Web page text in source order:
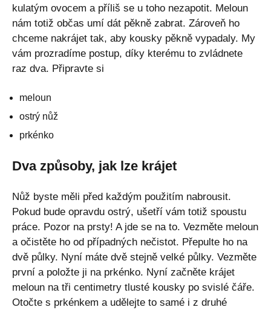
kulatým ovocem a příliš se u toho nezapotit. Meloun
nám totiž občas umí dát pěkně zabrat. Zároveň ho
chceme nakrájet tak, aby kousky pěkně vypadaly. My
vám prozradíme postup, díky kterému to zvládnete
raz dva. Připravte si
meloun
ostrý nůž
prkénko
Dva způsoby, jak lze krájet
Nůž byste měli před každým použitím nabrousit.
Pokud bude opravdu ostrý, ušetří vám totiž spoustu
práce. Pozor na prsty! A jde se na to. Vezměte meloun
a očistěte ho od případných nečistot. Přepulte ho na
dvě půlky. Nyní máte dvě stejně velké půlky. Vezměte
první a položte ji na prkénko. Nyní začněte krájet
meloun na tři centimetry tlusté kousky po svislé čáře.
Otočte s prkénkem a udělejte to samé i z druhé